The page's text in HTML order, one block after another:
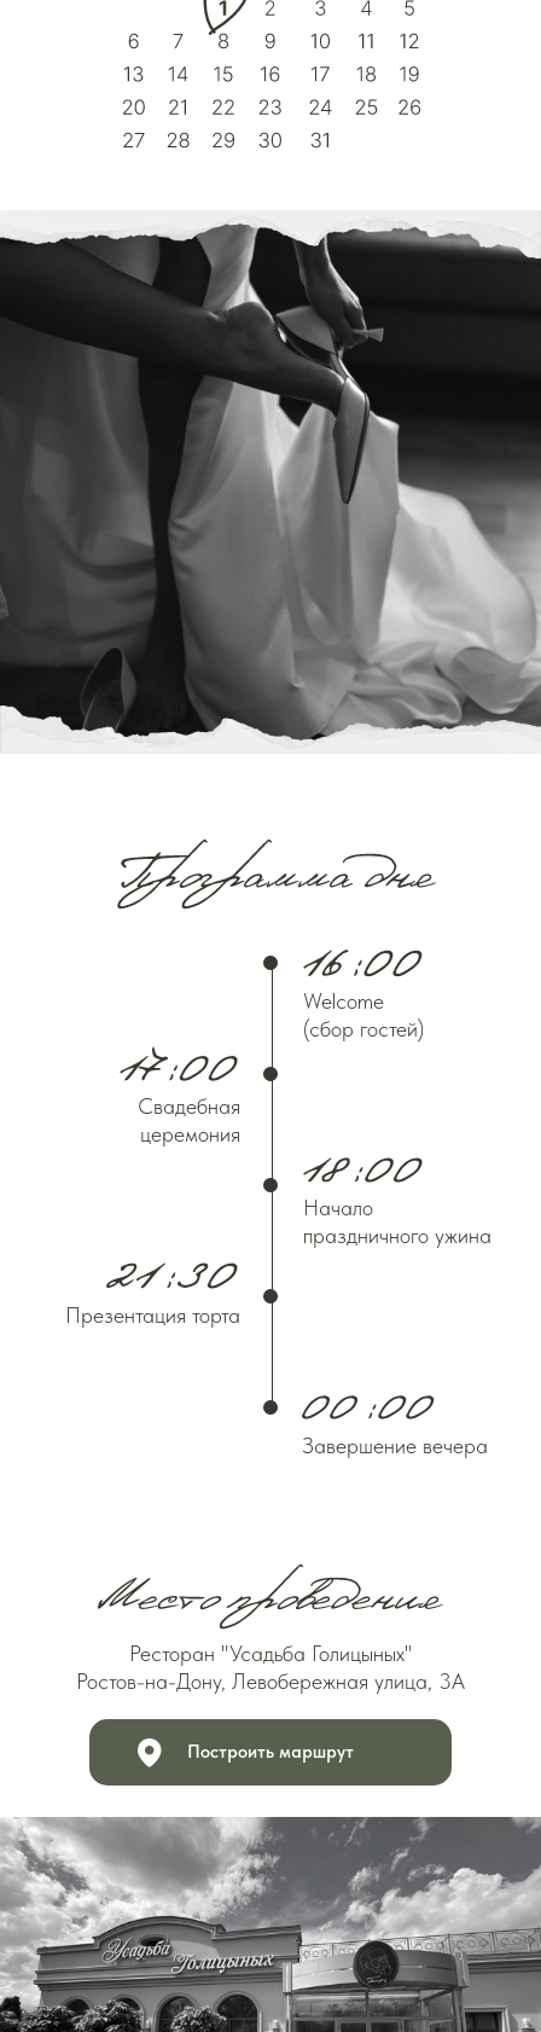
Welcome
(сбор гостей)
Свадебная
церемония
Начало
праздничного ужина
Презентация торта
Завершение вечера
Построить маршрут
Ресторан "Усадьба Голицыных"
Ростов-на-Дону, Левобережная улица, 3А